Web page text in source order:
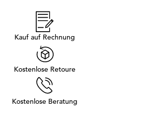
Kauf auf Rechnung
Kostenlose Retoure
Kostenlose Beratung